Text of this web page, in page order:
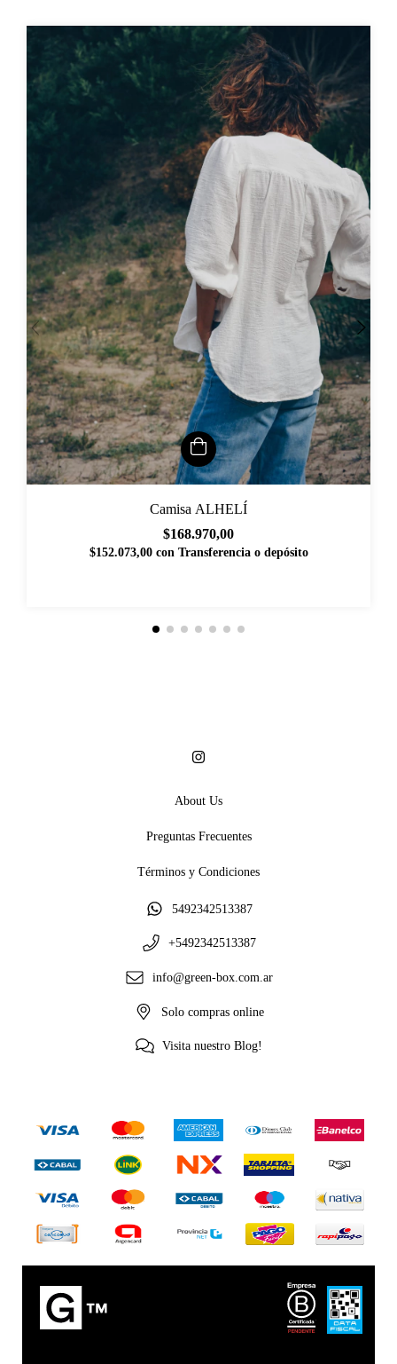
Camisa ALHELÍ
$168.970,00
$152.073,00 con Transferencia o depósito
About Us
Preguntas Frecuentes
Términos y Condiciones
5492342513387
+5492342513387
info@green-box.com.ar
Solo compras online
Visita nuestro Blog!